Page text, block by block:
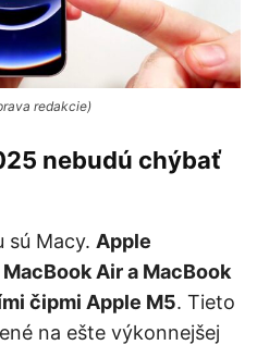
redakcie)
nebudú chýbať
sú Macy. Apple
Air a MacBook
čipmi Apple M5. Tieto
na ešte výkonnejšej